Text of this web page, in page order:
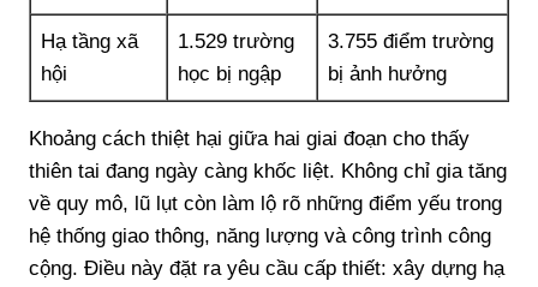
Hạ tầng xã
hội
1.529 trường
học bị ngập
3.755 điểm trường
bị ảnh hưởng
Khoảng cách thiệt hại giữa hai giai đoạn cho thấy
thiên tai đang ngày càng khốc liệt. Không chỉ gia tăng
về quy mô, lũ lụt còn làm lộ rõ những điểm yếu trong
hệ thống giao thông, năng lượng và công trình công
cộng. Điều này đặt ra yêu cầu cấp thiết: xây dựng hạ